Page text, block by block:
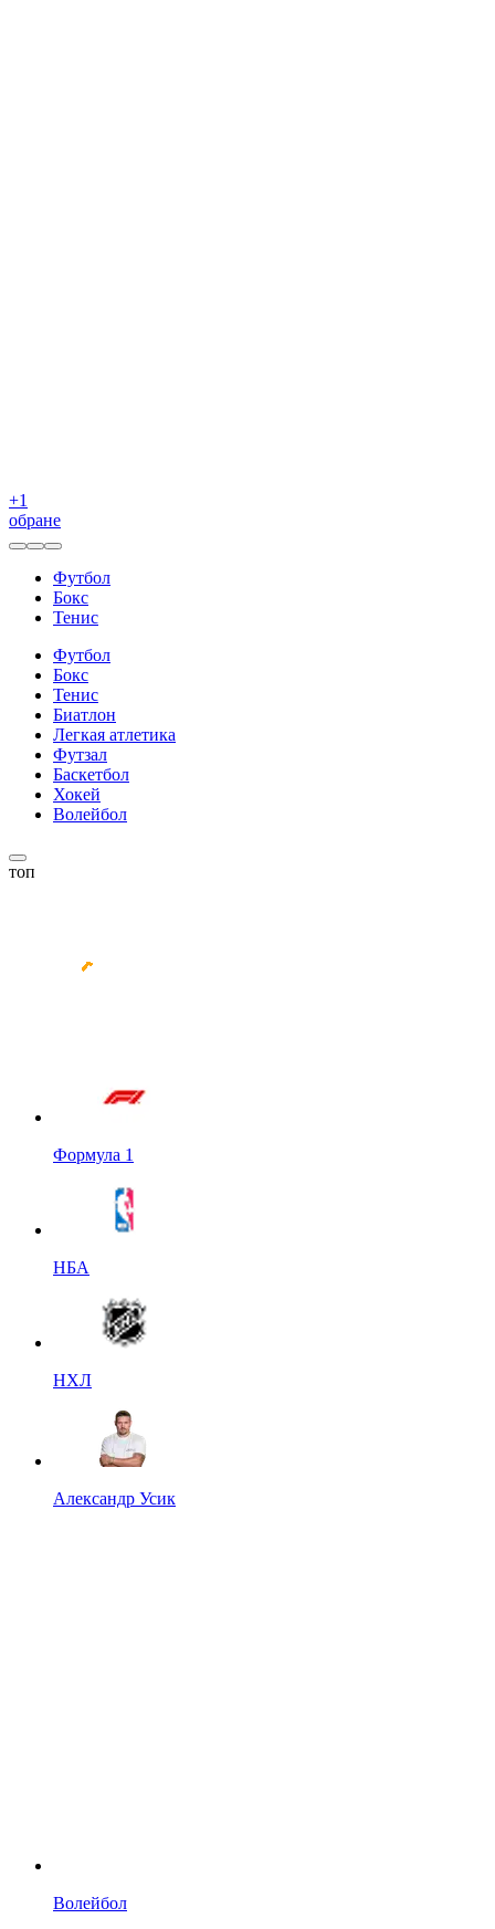
+1
обране
Футбол
Бокс
Тенис
Футбол
Бокс
Тенис
Биатлон
Легкая атлетика
Футзал
Баскетбол
Хокей
Волейбол
топ
Формула 1
НБА
НХЛ
Александр Усик
Волейбол